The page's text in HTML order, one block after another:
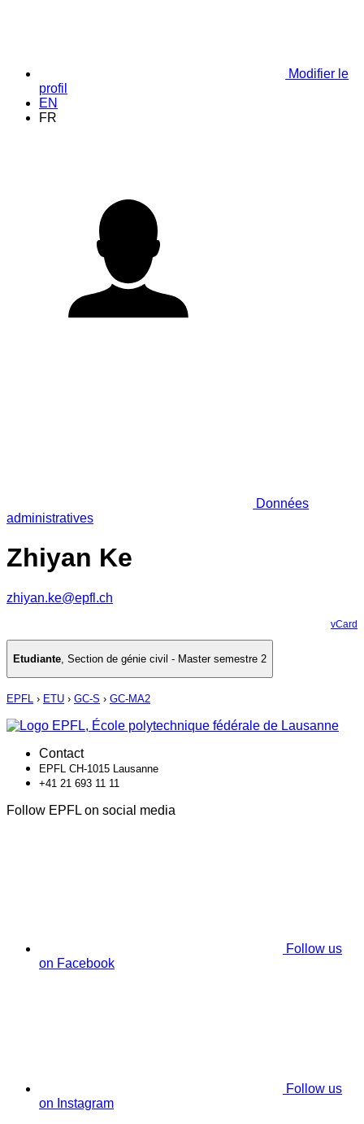
Modifier le
profil
EN
FR
Données
administratives
Zhiyan Ke
zhiyan.ke@epfl.ch
vCard
Etudiante, Section de génie civil - Master semestre 2
EPFL › ETU › GC-S › GC-MA2
Contact
EPFL CH-1015 Lausanne
+41 21 693 11 11
Follow EPFL on social media
Follow us
on Facebook
Follow us
on Instagram